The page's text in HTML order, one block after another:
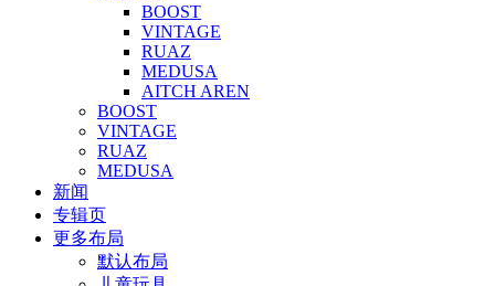
BOOST
VINTAGE
RUAZ
MEDUSA
AITCH AREN
BOOST
VINTAGE
RUAZ
MEDUSA
新闻
专辑页
更多布局
默认布局